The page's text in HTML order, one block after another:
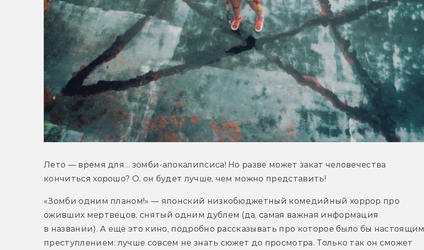
Лето — время для… зомби-апокалипсиса! Но разве может закат человечества
кончиться хорошо? О, он будет лучше, чем можно представить!
«Зомби одним планом!» — японский низкобюджетный комедийный хоррор про
оживших мертвецов, снятый одним дублем (да, самая важная информация
в названии). А ещё это кино, подробно рассказывать про которое было бы настоящим
преступлением: лучше совсем не знать сюжет до просмотра. Только так он сможет